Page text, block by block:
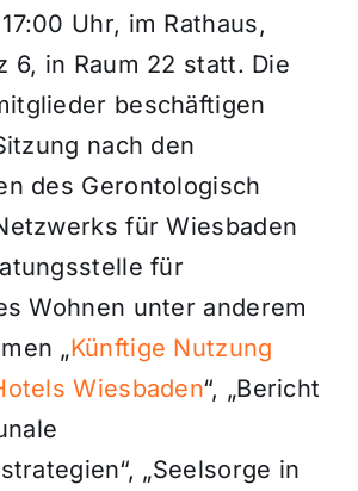
Uhr, im Rathaus,
6, in Raum 22 statt. Die
beschäftigen
nach den
des Gerontologisch
für Wiesbaden
für
Wohnen unter anderem
„Künftige Nutzung
Wiesbaden“, „Bericht
„Seelsorge in